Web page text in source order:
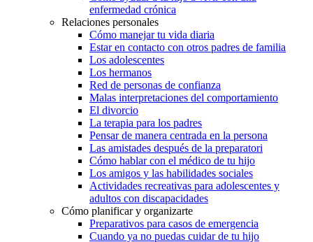
enfermedad crónica
Relaciones personales
Cómo manejar tu vida diaria
Estar en contacto con otros padres de familia
Los adolescentes
Los hermanos
Red de personas de confianza
Malas interpretaciones del comportamiento
El divorcio
La terapia para los padres
Pensar de manera centrada en la persona
Las amistades después de la preparatori
Cómo hablar con el médico de tu hijo
Los amigos y las habilidades sociales
Actividades recreativas para adolescentes y
adultos con discapacidades
Cómo planificar y organizarte
Preparativos para casos de emergencia
Cuando ya no puedas cuidar de tu hijo